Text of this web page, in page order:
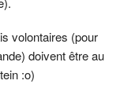
volontaires (pour
doivent être au
:o)